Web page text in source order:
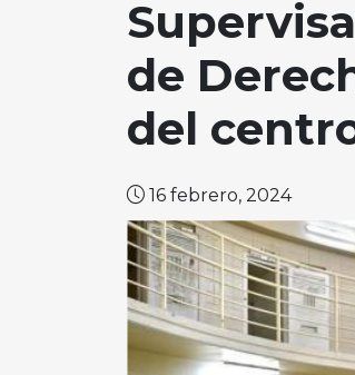
de
del
16 febrero, 2024